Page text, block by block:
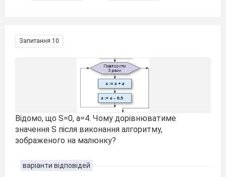
Запитання 10
Відомо, що S=0, a=4. Чому дорівнюватиме
значення S після виконання алгоритму,
зображеного на малюнку?
варіанти відповідей